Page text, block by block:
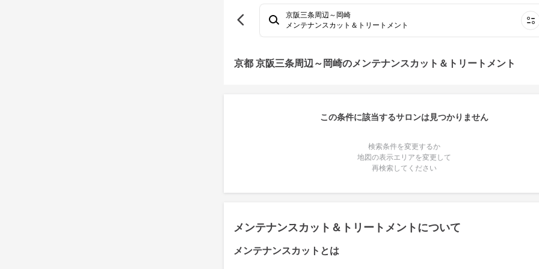
京阪三条周辺～岡崎
メンテナンスカット＆トリートメント
京都 京阪三条周辺～岡崎のメンテナンスカット＆トリートメント
この条件に該当するサロンは見つかりません
検索条件を変更するか
地図の表示エリアを変更して
再検索してください
メンテナンスカット＆トリートメントについて
メンテナンスカットとは